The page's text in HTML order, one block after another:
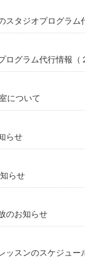
スタジオプログラム
ログラム代行情報（
について
らせ
らせ
のお知らせ
ッスンのスケジュー